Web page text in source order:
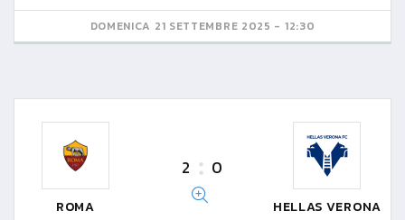
DOMENICA 21 SETTEMBRE 2025 - 12:30
ROMA
2 0
HELLAS VERONA